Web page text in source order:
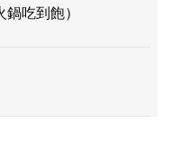
吃到飽）